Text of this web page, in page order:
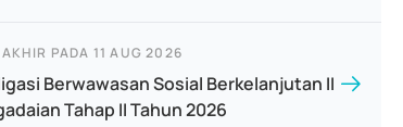
PADA 11 AUG 2026
Berwawasan Sosial Berkelanjutan II
Tahap II Tahun 2026